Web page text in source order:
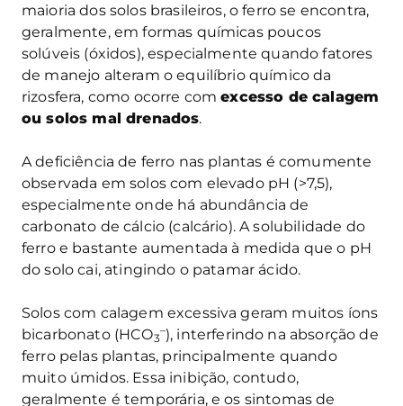
maioria dos solos brasileiros, o ferro se encontra,
geralmente, em formas químicas poucos
solúveis (óxidos), especialmente quando fatores
de manejo alteram o equilíbrio químico da
rizosfera, como ocorre comexcesso de calagem
ou solos mal drenados.
A deficiência de ferro nas plantas é comumente
observada em solos com elevado pH (>7,5),
especialmente onde há abundância de
carbonato de cálcio (calcário). A solubilidade do
ferro e bastante aumentada à medida que o pH
do solo cai, atingindo o patamar ácido.
Solos com calagem excessiva geram muitos íons
bicarbonato (HCO3
–), interferindo na absorção de
ferro pelas plantas, principalmente quando
muito úmidos. Essa inibição, contudo,
geralmente é temporária, e os sintomas de